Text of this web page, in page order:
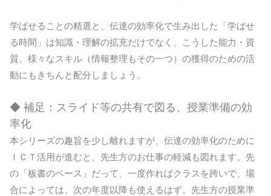
学ばせることの精選と、伝達の効率化で生み出した「学ばせ
る時間」は知識・理解の拡充だけでなく、こうした能力・資
質、様々なスキル（情報整理もその一つ）の獲得のための活
動にもきちんと配分しましょう。
◆ 補足：スライド等の共有で図る、授業準備の効
率化
本シリーズの趣旨を少し離れますが、伝達の効率化のために
ＩＣＴ活用が進むと、先生方のお仕事の軽減も図れます。先
の「板書のベース」だって、一度作ればクラスを跨いで、場
合によっては、次の年度以降も使えるはず。先生方の授業準